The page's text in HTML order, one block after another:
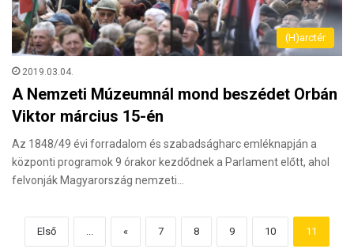
(H)arctér
2019.03.04.
A Nemzeti Múzeumnál mond beszédet Orbán
Viktor március 15-én
Az 1848/49 évi forradalom és szabadságharc emléknapján a
központi programok 9 órakor kezdődnek a Parlament előtt, ahol
felvonják Magyarország nemzeti…
Első ... « 7 8 9 10 11